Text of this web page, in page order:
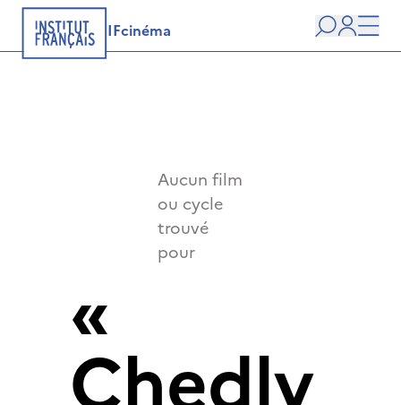
IFcinéma
user
Aucun film
ou cycle
trouvé
pour
«
Chedly